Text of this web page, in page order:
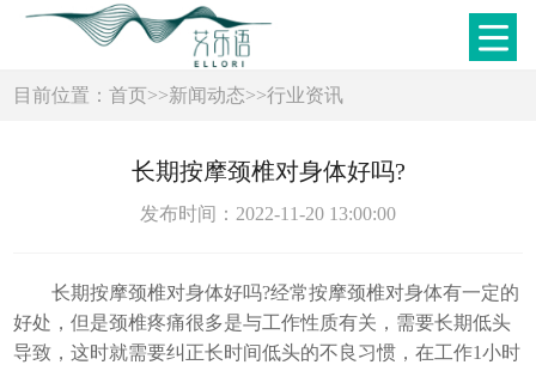
目前位置：首页>>新闻动态>>行业资讯
长期按摩颈椎对身体好吗?
发布时间：2022-11-20 13:00:00
长期按摩颈椎对身体好吗?经常按摩颈椎对身体有一定的
好处，但是颈椎疼痛很多是与工作性质有关，需要长期低头
导致，这时就需要纠正长时间低头的不良习惯，在工作1小时